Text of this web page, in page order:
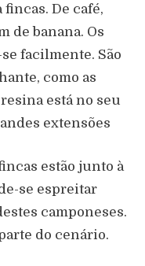
De café,
de banana. Os
facilmente. São
como as
está no seu
extensões
estão junto à
se espreitar
camponeses.
do cenário.